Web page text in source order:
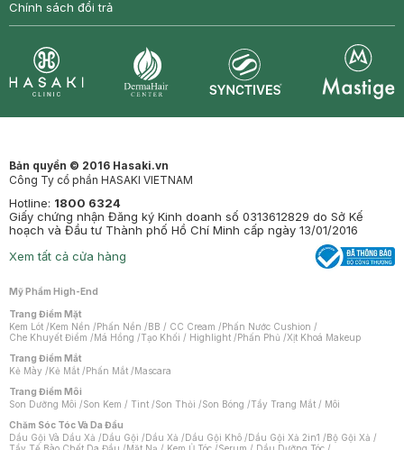
Chính sách đổi trả
Bản quyền © 2016 Hasaki.vn
Công Ty cổ phần HASAKI VIETNAM
Hotline: 1800 6324
Giấy chứng nhận Đăng ký Kinh doanh số 0313612829 do Sở Kế
hoạch và Đầu tư Thành phố Hồ Chí Minh cấp ngày 13/01/2016
Xem tất cả cửa hàng
Mỹ Phẩm High-End
Trang Điểm Mặt
Kem Lót /Kem Nền /Phấn Nền /BB / CC Cream /Phấn Nước Cushion /
Che Khuyết Điểm /Má Hồng /Tạo Khối / Highlight /Phấn Phủ /Xịt Khoá Makeup
Trang Điểm Mắt
Kẻ Mày /Kẻ Mắt /Phấn Mắt /Mascara
Trang Điểm Môi
Son Dưỡng Môi /Son Kem / Tint /Son Thỏi /Son Bóng /Tẩy Trang Mắt / Môi
Chăm Sóc Tóc Và Da Đầu
Dầu Gội Và Dầu Xả /Dầu Gội /Dầu Xả /Dầu Gội Khô /Dầu Gội Xả 2in1 /Bộ Gội Xả /